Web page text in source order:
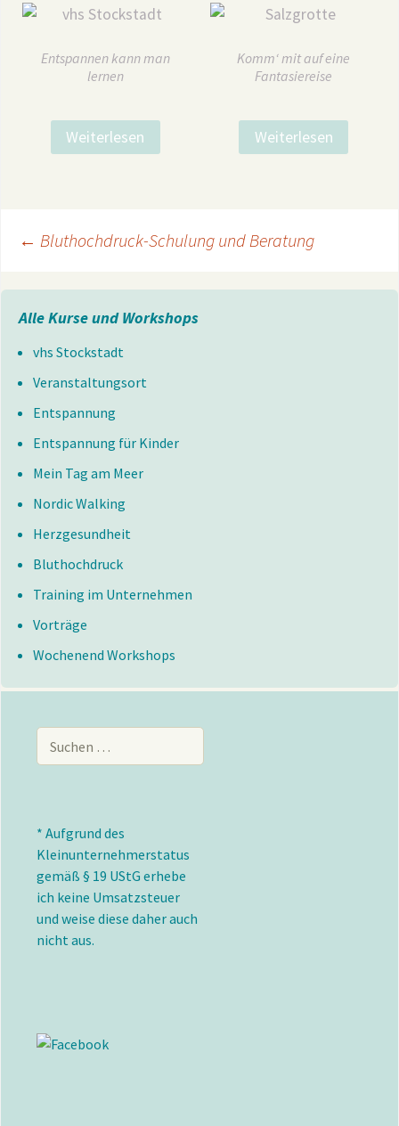
Entspannen kann man
lernen
Weiterlesen
Komm‘ mit auf eine
Fantasiereise
Weiterlesen
Beitragsnavigation
← Bluthochdruck-Schulung und Beratung
Alle Kurse und Workshops
vhs Stockstadt
Veranstaltungsort
Entspannung
Entspannung für Kinder
Mein Tag am Meer
Nordic Walking
Herzgesundheit
Bluthochdruck
Training im Unternehmen
Vorträge
Wochenend Workshops
nach:
* Aufgrund des
Kleinunternehmerstatus
gemäß § 19 UStG erhebe
ich keine Umsatzsteuer
und weise diese daher auch
nicht aus.